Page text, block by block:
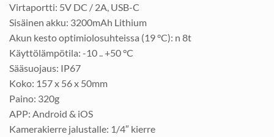
Virtaportti: 5V DC / 2A, USB-C
Sisäinen akku: 3200mAh Lithium
Akun kesto optimiolosuhteissa (19 °C): n 8t
Käyttölämpötila: -10 .. +50 °C
Sääsuojaus: IP67
Koko: 157 x 56 x 50mm
Paino: 320g
APP: Android & iOS
Kamerakierre jalustalle: 1/4″ kierre